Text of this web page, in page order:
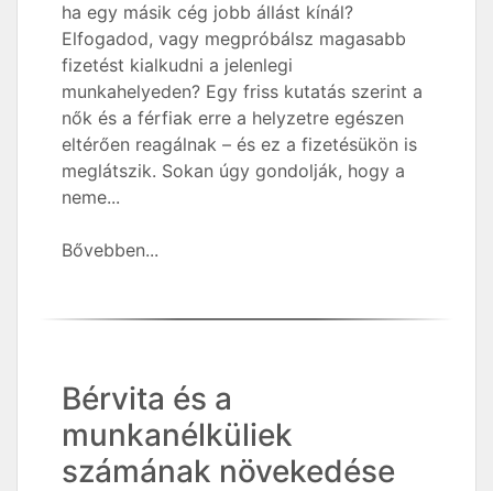
ha egy másik cég jobb állást kínál?
Elfogadod, vagy megpróbálsz magasabb
fizetést kialkudni a jelenlegi
munkahelyeden? Egy friss kutatás szerint a
nők és a férfiak erre a helyzetre egészen
eltérően reagálnak – és ez a fizetésükön is
meglátszik. Sokan úgy gondolják, hogy a
neme...
Bővebben...
Bérvita és a
munkanélküliek
számának növekedése